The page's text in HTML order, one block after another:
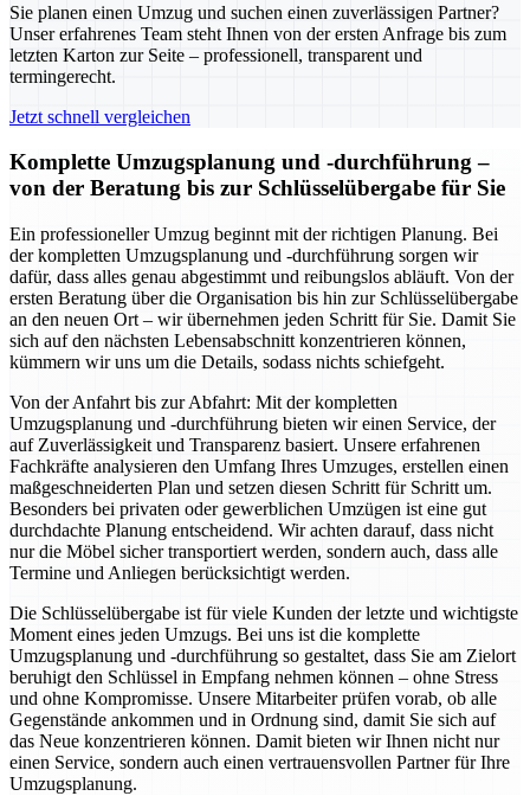
Sie planen einen Umzug und suchen einen zuverlässigen Partner?
Unser erfahrenes Team steht Ihnen von der ersten Anfrage bis zum
letzten Karton zur Seite – professionell, transparent und
termingerecht.
Jetzt schnell vergleichen
Komplette Umzugsplanung und -durchführung –
von der Beratung bis zur Schlüsselübergabe für Sie
Ein professioneller Umzug beginnt mit der richtigen Planung. Bei
der kompletten Umzugsplanung und -durchführung sorgen wir
dafür, dass alles genau abgestimmt und reibungslos abläuft. Von der
ersten Beratung über die Organisation bis hin zur Schlüsselübergabe
an den neuen Ort – wir übernehmen jeden Schritt für Sie. Damit Sie
sich auf den nächsten Lebensabschnitt konzentrieren können,
kümmern wir uns um die Details, sodass nichts schiefgeht.
Von der Anfahrt bis zur Abfahrt: Mit der kompletten
Umzugsplanung und -durchführung bieten wir einen Service, der
auf Zuverlässigkeit und Transparenz basiert. Unsere erfahrenen
Fachkräfte analysieren den Umfang Ihres Umzuges, erstellen einen
maßgeschneiderten Plan und setzen diesen Schritt für Schritt um.
Besonders bei privaten oder gewerblichen Umzügen ist eine gut
durchdachte Planung entscheidend. Wir achten darauf, dass nicht
nur die Möbel sicher transportiert werden, sondern auch, dass alle
Termine und Anliegen berücksichtigt werden.
Die Schlüsselübergabe ist für viele Kunden der letzte und wichtigste
Moment eines jeden Umzugs. Bei uns ist die komplette
Umzugsplanung und -durchführung so gestaltet, dass Sie am Zielort
beruhigt den Schlüssel in Empfang nehmen können – ohne Stress
und ohne Kompromisse. Unsere Mitarbeiter prüfen vorab, ob alle
Gegenstände ankommen und in Ordnung sind, damit Sie sich auf
das Neue konzentrieren können. Damit bieten wir Ihnen nicht nur
einen Service, sondern auch einen vertrauensvollen Partner für Ihre
Umzugsplanung.